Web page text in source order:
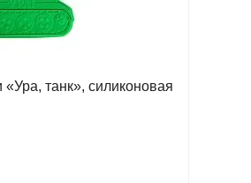
танк», силиконовая